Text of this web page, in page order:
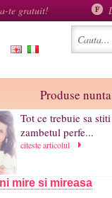
te gratuit!
Produse nunta
Tot ce trebuie sa
zambetul perfe...
citeste articolul
mire si mireasa